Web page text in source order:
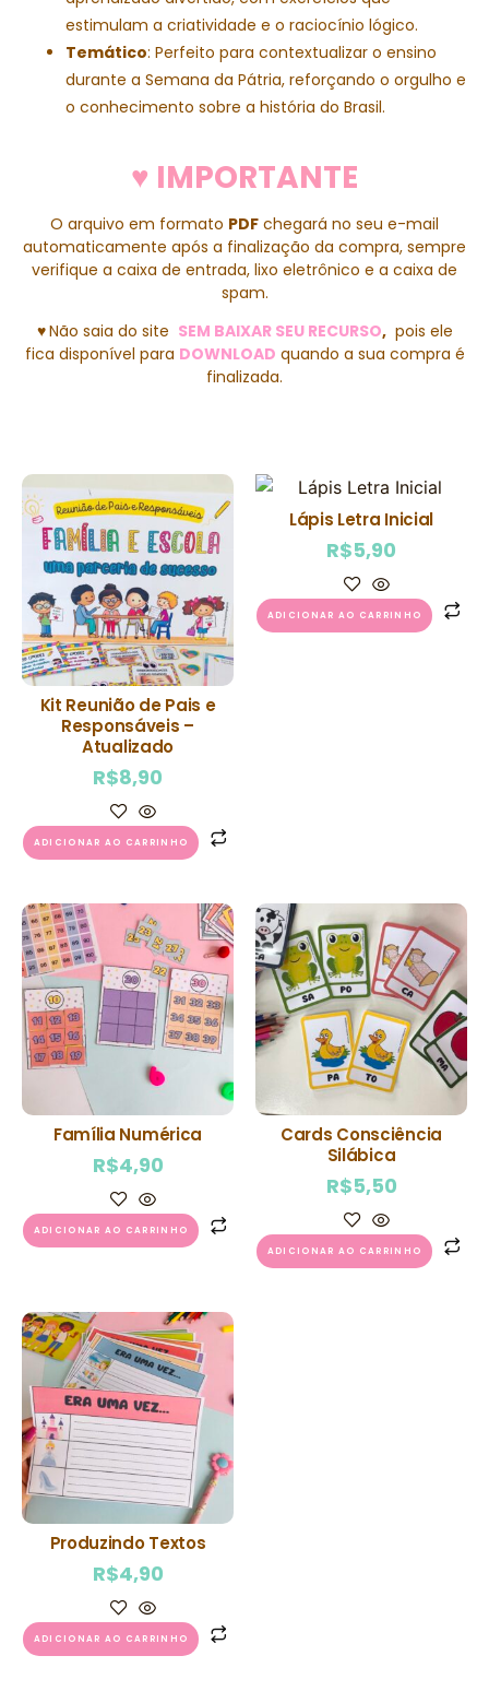
estimulam a criatividade e o raciocínio lógico.
Temático: Perfeito para contextualizar o ensino
durante a Semana da Pátria, reforçando o orgulho e
o conhecimento sobre a história do Brasil.
♥ IMPORTANTE
O arquivo em formato PDF chegará no seu e-mail
automaticamente após a finalização da compra, sempre
verifique a caixa de entrada, lixo eletrônico e a caixa de
spam.
♥Não saia do site SEM BAIXAR SEU RECURSO,pois ele
fica disponível para DOWNLOAD quando a sua compra é
finalizada.
Kit Reunião de Pais e
Responsáveis –
Atualizado
R$8,90
ADICIONAR AO CARRINHO
Lápis Letra Inicial
R$5,90
ADICIONAR AO CARRINHO
Família Numérica
R$4,90
ADICIONAR AO CARRINHO
Cards Consciência
Silábica
R$5,50
ADICIONAR AO CARRINHO
Produzindo Textos
R$4,90
ADICIONAR AO CARRINHO